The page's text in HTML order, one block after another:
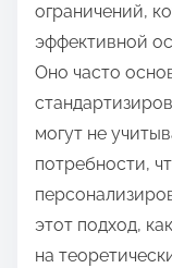
ограничений,
эффективной
Оно часто
могут не
потребности,
этот подход,
на